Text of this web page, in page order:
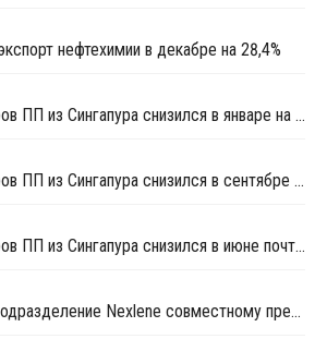
нефтехимии в декабре на 28,4%
Экспорт сополимеров ПП из Сингапура снизился в январе на 13,4% по отношению к декабрю
Экспорт сополимеров ПП из Сингапура снизился в сентябре почти на 4% по отношению к августу
Экспорт сополимеров ПП из Сингапура снизился в июне почти на 9% по отношению к маю
SK Global продаст подразделение Nexlene совместному предприятию с Sabic по производству ПЭ